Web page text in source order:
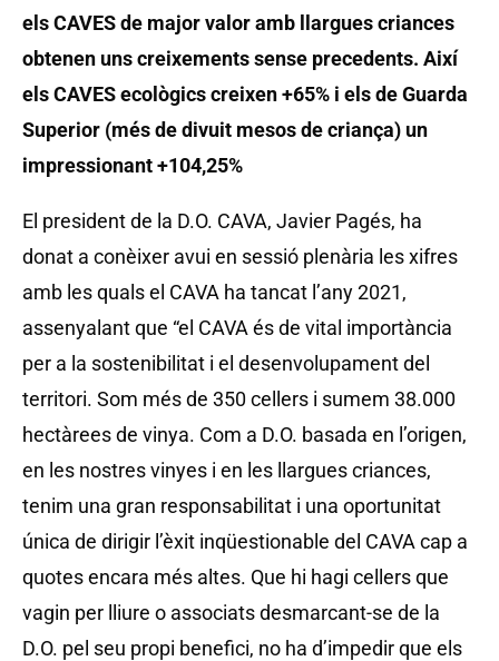
els CAVES de major valor amb llargues criances
obtenen uns creixements sense precedents. Així
els CAVES ecològics creixen +65% i els de Guarda
Superior (més de divuit mesos de criança) un
impressionant +104,25%
El president de la D.O. CAVA, Javier Pagés, ha
donat a conèixer avui en sessió plenària les xifres
amb les quals el CAVA ha tancat l’any 2021,
assenyalant que “el CAVA és de vital importància
per a la sostenibilitat i el desenvolupament del
territori. Som més de 350 cellers i sumem 38.000
hectàrees de vinya. Com a D.O. basada en l’origen,
en les nostres vinyes i en les llargues criances,
tenim una gran responsabilitat i una oportunitat
única de dirigir l’èxit inqüestionable del CAVA cap a
quotes encara més altes. Que hi hagi cellers que
vagin per lliure o associats desmarcant-se de la
D.O. pel seu propi benefici, no ha d’impedir que els